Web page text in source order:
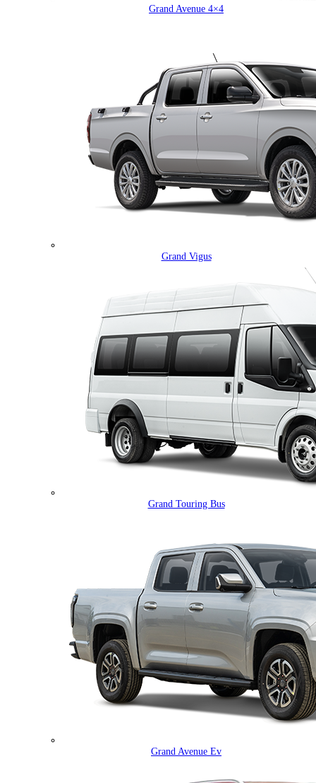
Grand Avenue 4×4
Grand Vigus
Grand Touring Bus
Grand Avenue Ev